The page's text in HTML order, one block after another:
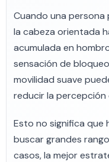
Cuando una persona
la cabeza orientada
acumulada en
sensación de
movilidad suave
reducir la percepción
Esto no significa que
buscar grandes
casos, la mejor